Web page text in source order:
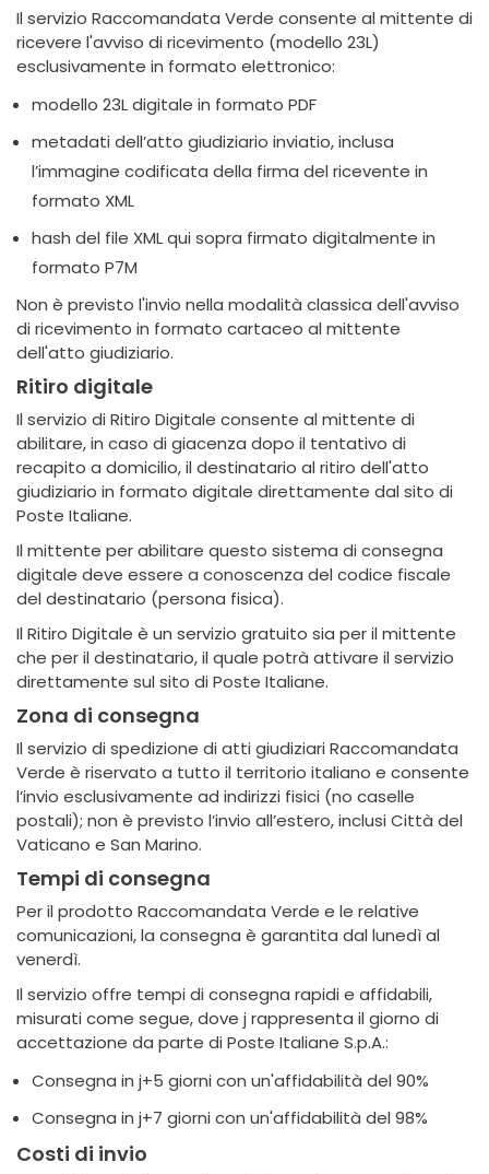
Il servizio Raccomandata Verde consente al mittente di
ricevere l'avviso di ricevimento (modello 23L)
esclusivamente in formato elettronico:
modello 23L digitale in formato PDF
metadati dell’atto giudiziario inviatio, inclusa
l’immagine codificata della firma del ricevente in
formato XML
hash del file XML qui sopra firmato digitalmente in
formato P7M
Non è previsto l'invio nella modalità classica dell'avviso
di ricevimento in formato cartaceo al mittente
dell'atto giudiziario.
Ritiro digitale
Il servizio di Ritiro Digitale consente al mittente di
abilitare, in caso di giacenza dopo il tentativo di
recapito a domicilio, il destinatario al ritiro dell'atto
giudiziario in formato digitale direttamente dal sito di
Poste Italiane.
Il mittente per abilitare questo sistema di consegna
digitale deve essere a conoscenza del codice fiscale
del destinatario (persona fisica).
Il Ritiro Digitale è un servizio gratuito sia per il mittente
che per il destinatario, il quale potrà attivare il servizio
direttamente sul sito di Poste Italiane.
Zona di consegna
Il servizio di spedizione di atti giudiziari Raccomandata
Verde è riservato a tutto il territorio italiano e consente
l’invio esclusivamente ad indirizzi fisici (no caselle
postali); non è previsto l’invio all’estero, inclusi Città del
Vaticano e San Marino.
Tempi di consegna
Per il prodotto Raccomandata Verde e le relative
comunicazioni, la consegna è garantita dal lunedì al
venerdì.
Il servizio offre tempi di consegna rapidi e affidabili,
misurati come segue, dove j rappresenta il giorno di
accettazione da parte di Poste Italiane S.p.A.:
Consegna in j+5 giorni con un'affidabilità del 90%
Consegna in j+7 giorni con un'affidabilità del 98%
Costi di invio